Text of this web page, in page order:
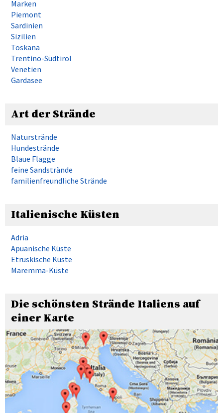
Marken
Piemont
Sardinien
Sizilien
Toskana
Trentino-Südtirol
Venetien
Gardasee
Art der Strände
Naturstrände
Hundestrände
Blaue Flagge
feine Sandstrände
familienfreundliche Strände
Italienische Küsten
Adria
Apuanische Küste
Etruskische Küste
Maremma-Küste
Die schönsten Strände Italiens auf
einer Karte